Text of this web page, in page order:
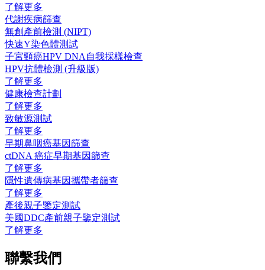
了解更多
代謝疾病篩查
無創產前檢測 (NIPT)
快速Y染色體測試
子宮頸癌HPV DNA自我採樣檢查
HPV抗體檢測 (升級版)
了解更多
健康檢查計劃
了解更多
致敏源測試
了解更多
早期鼻咽癌基因篩查
ctDNA 癌症早期基因篩查
了解更多
隱性遺傳病基因攜帶者篩查
了解更多
產後親子鑒定測試
美國DDC產前親子鑒定測試
了解更多
聯繫我們